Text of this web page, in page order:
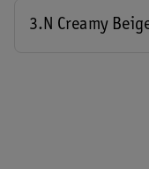
3.N Creamy